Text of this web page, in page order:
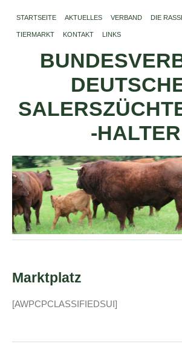
STARTSEITE AKTUELLES VERBAND DIE
TIERMARKT KONTAKT LINKS
-HALTER
Marktplatz
[AWPCPCLASSIFIEDSUI]